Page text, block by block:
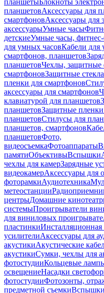
планшетыБлокноты
планшетовАксессуары для
смартфоновАксессуары для
аксессуарыУмные часы
детскиеУмные часы, фитнес-
для умных часовКабели для
смартфонов, планшетов
планшетовЧехлы, защитные
смартфоновЗащитные
пленки для смартфонов
аксессуары для смартфонов
клавиатурой для планшетов
планшетовЗащитные
планшетовСтилусы для
планшетов, смартфонов
планшетовФото,
видеосъемкаФотоаппараты
памятиОбъективыВспышки
чехлы для камерЗарядные
видеокамерАксессуары для
фоторамкиАудиотехника
метеостанции
центрыДомашние
системыПроигрыватели
для виниловых
пластинкиИнсталляционная
усилителиАксессуары для
акустикиАкустические
акустикиСумки, чехлы для
фотостудииКольцевые
освещениеНасадки
фотостудииФотозонты,
предметной съемки